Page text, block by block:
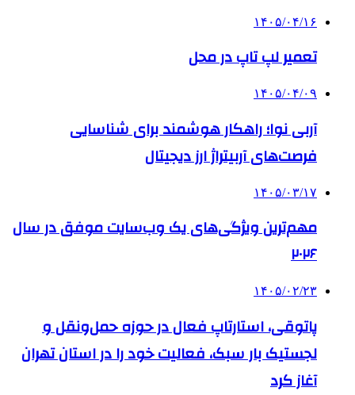
۱۴۰۵/۰۴/۱۶
تعمیر لپ تاپ در محل
۱۴۰۵/۰۴/۰۹
آربی نوا؛ راهکار هوشمند برای شناسایی
فرصت‌های آربیتراژ ارز دیجیتال
۱۴۰۵/۰۳/۱۷
مهم‌ترین ویژگی‌های یک وب‌سایت موفق در سال
۲۰۲۶
۱۴۰۵/۰۲/۲۳
پاتوقی، استارتاپ فعال در حوزه حمل‌ونقل و
لجستیک بار سبک، فعالیت خود را در استان تهران
آغاز کرد